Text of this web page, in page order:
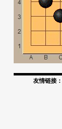
友情链接：